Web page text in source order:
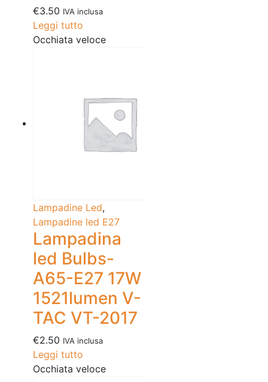
€3.50 IVA inclusa
Leggi tutto
Occhiata veloce
Lampadine Led,
Lampadine led E27
Lampadina
led Bulbs-
A65-E27 17W
1521lumen V-
TAC VT-2017
€2.50 IVA inclusa
Leggi tutto
Occhiata veloce